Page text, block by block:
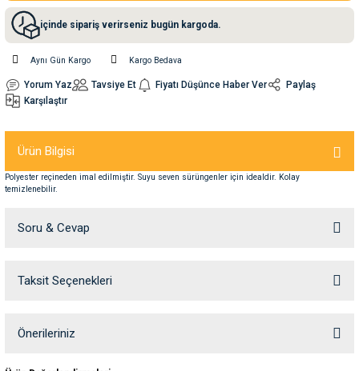
Su Kabları
içinde sipariş verirseniz bugün kargoda.
Aynı Gün Kargo Kargo Bedava
Yorum Yaz Tavsiye Et Fiyatı Düşünce Haber Ver
Paylaş
Karşılaştır
Ürün Bilgisi
Polyester reçineden imal edilmiştir. Suyu seven sürüngenler için idealdir. Kolay
temizlenebilir.
Soru & Cevap
Ürün hakkında henüz soru sorulmamış.
Taksit Seçenekleri
Önerileriniz